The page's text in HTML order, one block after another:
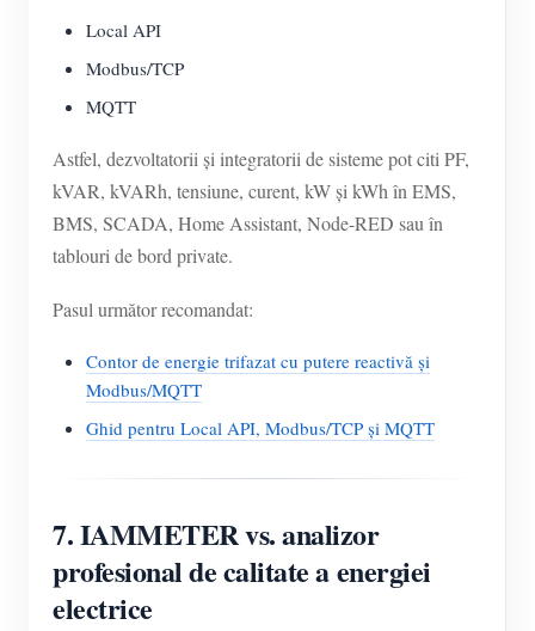
Local API
Modbus/TCP
MQTT
Astfel, dezvoltatorii și integratorii de sisteme pot citi PF,
kVAR, kVARh, tensiune, curent, kW și kWh în EMS,
BMS, SCADA, Home Assistant, Node-RED sau în
tablouri de bord private.
Pasul următor recomandat:
Contor de energie trifazat cu putere reactivă și
Modbus/MQTT
Ghid pentru Local API, Modbus/TCP și MQTT
7. IAMMETER vs. analizor
profesional de calitate a energiei
electrice